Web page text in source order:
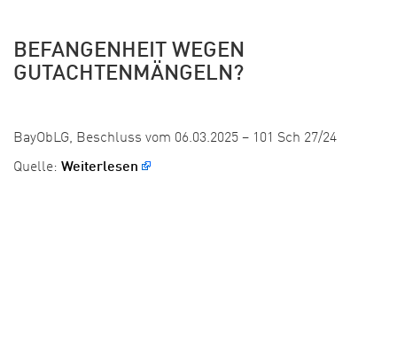
BEFANGENHEIT WEGEN
GUTACHTENMÄNGELN?
BayObLG, Beschluss vom 06.03.2025 – 101 Sch 27/24
Quelle: Weiterlesen